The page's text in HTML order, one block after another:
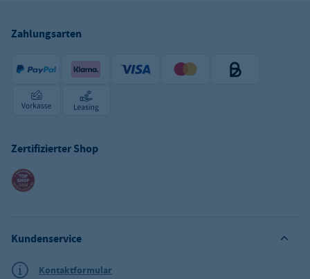
Zahlungsarten
Zertifizierter Shop
Kundenservice
Kontaktformular